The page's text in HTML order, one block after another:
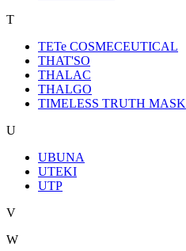
T
TETe COSMECEUTICAL
THAT'SO
THALAC
THALGO
TIMELESS TRUTH MASK
U
UBUNA
UTEKI
UTP
V
W